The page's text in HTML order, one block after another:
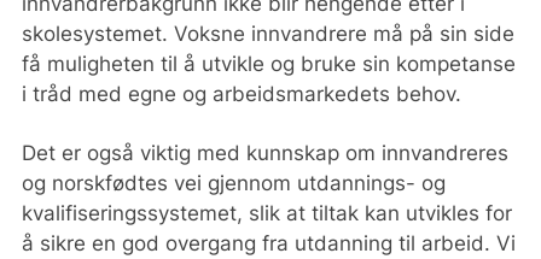
skolesystemet. Voksne innvandrere må på sin side
få muligheten til å utvikle og bruke sin kompetanse
i tråd med egne og arbeidsmarkedets behov.
Det er også viktig med kunnskap om innvandreres
og norskfødtes vei gjennom utdannings- og
kvalifiseringssystemet, slik at tiltak kan utvikles for
å sikre en god overgang fra utdanning til arbeid. Vi